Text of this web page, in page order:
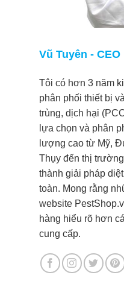
Vũ Tuyên -
Tôi có hơn 3 năm
phân phối thiết bị
trùng, dịch hại
lựa chọn và phân
lượng cao từ Mỹ,
Thụy đến thị
thành giải pháp
toàn. Mong rằng
website
hàng hiểu rõ hơn
cung cấp.